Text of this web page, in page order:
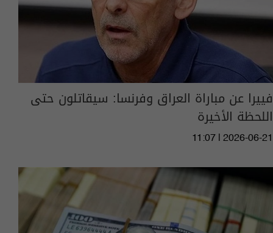
فييرا عن مباراة العراق وفرنسا: سيقاتلون حتى
اللحظة الأخيرة
11:07 | 2026-06-21